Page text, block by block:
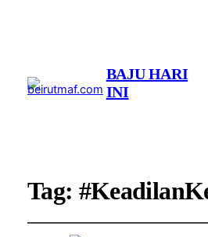
BAJU HARI
INI
Tag: